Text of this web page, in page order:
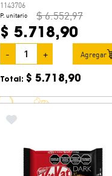
1143706
P. unitario $ 6.552,97
$ 5.718,90
- + Agregar
Total: $ 5.718,90